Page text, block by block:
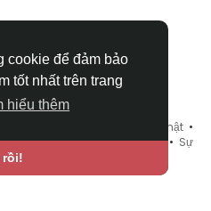
cookie để đảm bảo
tốt nhất trên trang
hiểu thêm
rồi!
Chính sách bảo mật •
Danh mục•Blog•Diễn đàn• Sự
•